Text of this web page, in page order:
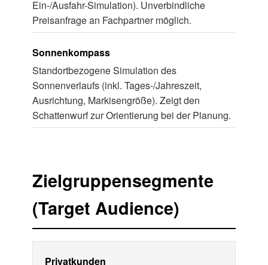
Ein-/Ausfahr-Simulation). Unverbindliche
Preisanfrage an Fachpartner möglich.
Sonnenkompass
Standortbezogene Simulation des
Sonnenverlaufs (inkl. Tages-/Jahreszeit,
Ausrichtung, Markisengröße). Zeigt den
Schattenwurf zur Orientierung bei der Planung.
Zielgruppensegmente
(Target Audience)
Privatkunden